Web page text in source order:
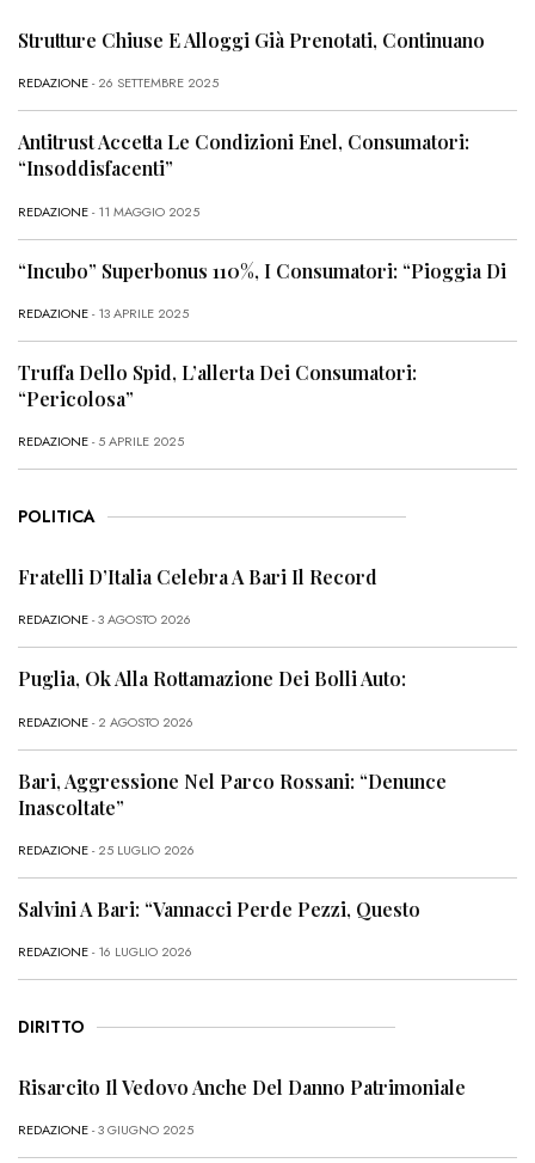
Strutture Chiuse E Alloggi Già Prenotati, Continuano
REDAZIONE- 26 SETTEMBRE 2025
Antitrust Accetta Le Condizioni Enel, Consumatori:
“Insoddisfacenti”
REDAZIONE- 11 MAGGIO 2025
“Incubo” Superbonus 110%, I Consumatori: “Pioggia Di
REDAZIONE- 13 APRILE 2025
Truffa Dello Spid, L’allerta Dei Consumatori:
“Pericolosa”
REDAZIONE- 5 APRILE 2025
POLITICA
Fratelli D’Italia Celebra A Bari Il Record
REDAZIONE- 3 AGOSTO 2026
Puglia, Ok Alla Rottamazione Dei Bolli Auto:
REDAZIONE- 2 AGOSTO 2026
Bari, Aggressione Nel Parco Rossani: “Denunce
Inascoltate”
REDAZIONE- 25 LUGLIO 2026
Salvini A Bari: “Vannacci Perde Pezzi, Questo
REDAZIONE- 16 LUGLIO 2026
DIRITTO
Risarcito Il Vedovo Anche Del Danno Patrimoniale
REDAZIONE- 3 GIUGNO 2025